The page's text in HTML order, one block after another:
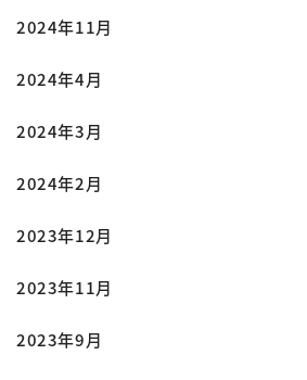
2024年11月
2024年4月
2024年3月
2024年2月
2023年12月
2023年11月
2023年9月